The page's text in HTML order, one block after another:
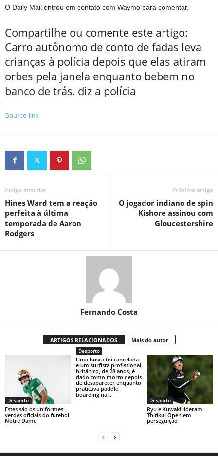
O Daily Mail entrou em contato com Waymo para comentar.
Compartilhe ou comente este artigo:
Carro autônomo de conto de fadas leva
crianças à polícia depois que elas atiram
orbes pela janela enquanto bebem no
banco de trás, diz a polícia
Source link
Artigo anterior
Hines Ward tem a reação
perfeita à última
temporada de Aaron
Rodgers
Próximo artigo
O jogador indiano de spin
Kishore assinou com
Gloucestershire
Fernando Costa
ARTIGOS RELACIONADOS Mais do autor
Desporto
Estes são os uniformes
verdes oficiais do futebol
Notre Dame
Desporto
Uma busca foi cancelada
e um surfista profissional
britânico, de 28 anos, é
dado como morto depois
de desaparecer enquanto
praticava paddle
boarding na...
Desporto
Ryu e Kuwaki lideram
Thitikul Open em
perseguição